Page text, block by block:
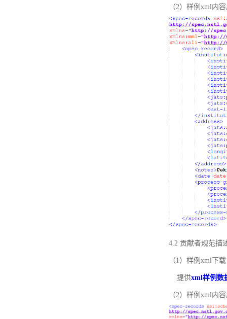
（2）样例xml内
4.2 贡献者规范描
（1）样例xml下载
提供xml样例数
（2）样例xml内